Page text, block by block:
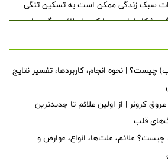
سبک زندگی ممکن است به تسکین تنگی
ادامه پیدا کرد یا علائم دیگری را
درمان پزشکی نیاز داشته باشید.
چیست؟ | نحوه انجام، کاربردها، تفسیر نتایج
کرونر | از اولین علائم تا جدیدترین
قلب
علائم، علت‌ها، انواع، عوارض و